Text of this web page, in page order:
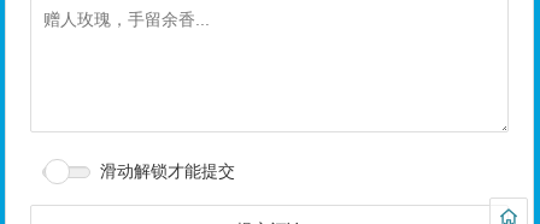
滑动解锁才能提交